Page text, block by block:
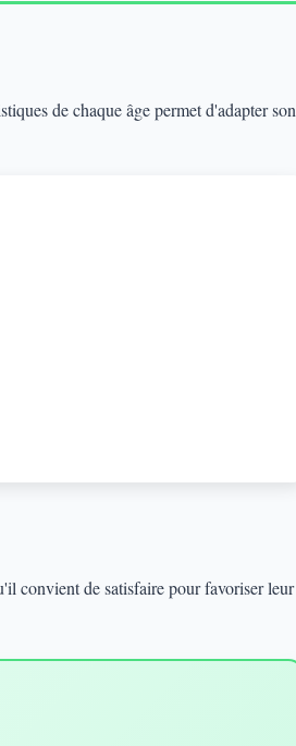
de chaque âge permet d'adapter son
convient de satisfaire pour favoriser leur